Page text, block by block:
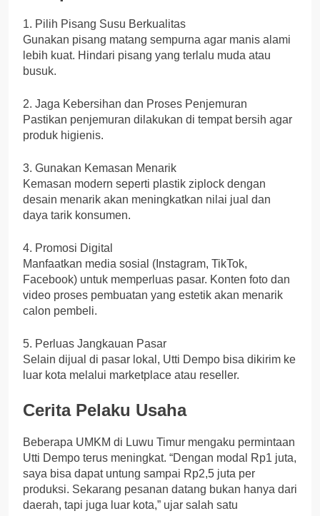
1. Pilih Pisang Susu Berkualitas
Gunakan pisang matang sempurna agar manis alami
lebih kuat. Hindari pisang yang terlalu muda atau
busuk.
2. Jaga Kebersihan dan Proses Penjemuran
Pastikan penjemuran dilakukan di tempat bersih agar
produk higienis.
3. Gunakan Kemasan Menarik
Kemasan modern seperti plastik ziplock dengan
desain menarik akan meningkatkan nilai jual dan
daya tarik konsumen.
4. Promosi Digital
Manfaatkan media sosial (Instagram, TikTok,
Facebook) untuk memperluas pasar. Konten foto dan
video proses pembuatan yang estetik akan menarik
calon pembeli.
5. Perluas Jangkauan Pasar
Selain dijual di pasar lokal, Utti Dempo bisa dikirim ke
luar kota melalui marketplace atau reseller.
Cerita Pelaku Usaha
Beberapa UMKM di Luwu Timur mengaku permintaan
Utti Dempo terus meningkat. “Dengan modal Rp1 juta,
saya bisa dapat untung sampai Rp2,5 juta per
produksi. Sekarang pesanan datang bukan hanya dari
daerah, tapi juga luar kota,” ujar salah satu